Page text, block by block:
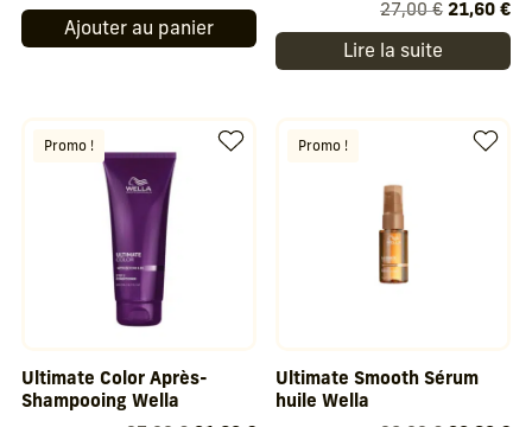
prix
initial
prix
actuel
est :
Ajouter au panier
27,00€ Le
initial
21,60€Le
Lire la suite
Promo !
Ultimate Color Après-
Shampooing Wella
Promo !
Ultimate Smooth Sérum
huile Wella